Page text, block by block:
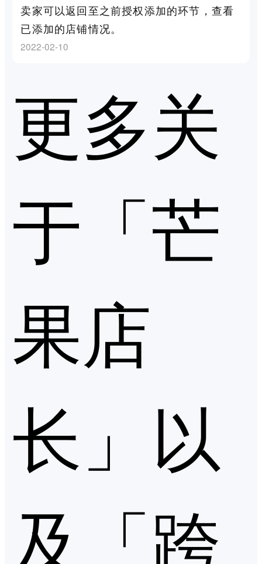
卖家可以返回至之前授权添加的环节，查看
已添加的店铺情况。
2022-02-10
更多关
于「芒
果店
长」以
及「跨